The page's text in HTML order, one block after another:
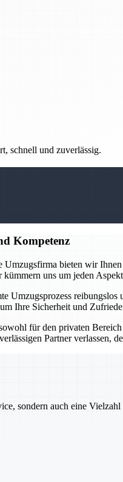
schnell und zuverlässig.
Kompetenz
bieten wir
uns um jeden
Umzugsprozess
Ihre Sicherheit und
für den privaten
Partner verlassen,
sondern auch eine